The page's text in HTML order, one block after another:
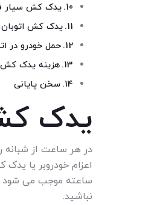
یدک کش سیار
یدک کش
حمل خودرو در
هزینه یدک
سخن پایانی
یدک
در هر ساعت از شبانه
ساعته موجب می شود
نباشید.